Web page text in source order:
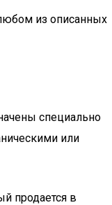
из описанных
специально
или
продается в